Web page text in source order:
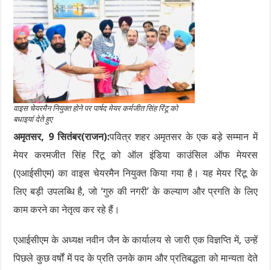
वाइस चेयरमैन नियुक्त होने पर पार्षद मेयर कर्मजीत सिंह रिंटू को
बधाइयां देते हुए
अमृतसर, 9 सितंबर(राजन):पवित्र शहर अमृतसर के एक बड़े सम्मान में
मेयर करमजीत सिंह रिंटू को ऑल इंडिया काउंसिल ऑफ मेयरस
(एआईसीएम) का वाइस चेयरमैन नियुक्त किया गया है। यह मेयर रिंटू के
लिए बड़ी उपलब्धि है, जो ‘गुरु की नगरी’ के कल्याण और प्रगति के लिए
काम करने का नेतृत्व कर रहे हैं।
एआईसीएम के अध्यक्ष नवीन जैन के कार्यालय से जारी एक विज्ञप्ति में, उन्हें
पिछले कुछ वर्षों में पद के प्रति उनके काम और प्रतिबद्धता को मान्यता देते